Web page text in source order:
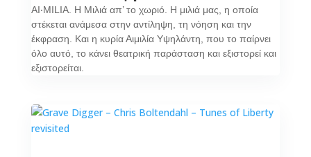
AI‧MILIA. Η Μιλιά απ’ το χωριό. Η μιλιά μας, η οποία
στέκεται ανάμεσα στην αντίληψη, τη νόηση και την
έκφραση. Και η κυρία Αιμιλία Υψηλάντη, που το παίρνει
όλο αυτό, το κάνει θεατρική παράσταση και εξιστορεί και
εξιστορείται.